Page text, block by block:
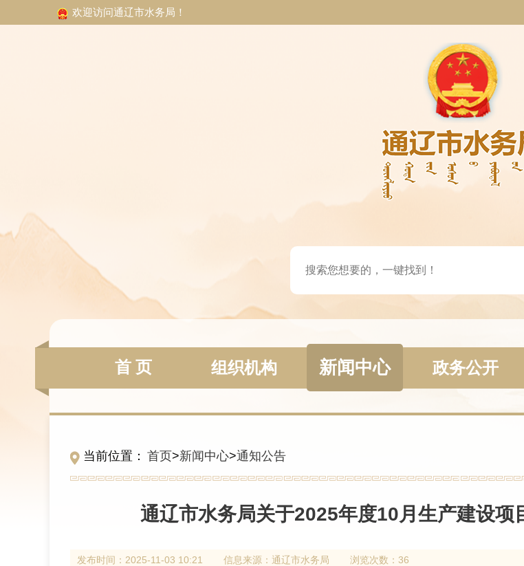
欢迎访问通辽市水务局！
首 页 组织机构 新闻中心 政务公开
当前位置： 首页>新闻中心>通知公告
通辽市水务局关于2025年度10月生产建设
发布时间： 2025-11-03 10:21 信息来源： 通辽市水务局 浏览次数：36